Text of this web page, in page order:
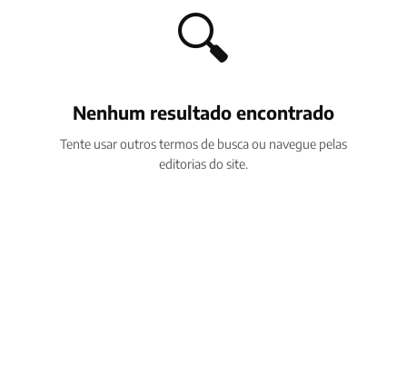
🔍
Nenhum resultado encontrado
Tente usar outros termos de busca ou navegue pelas
editorias do site.